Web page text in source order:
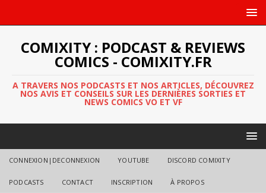
COMIXITY : PODCAST & REVIEWS
COMICS - COMIXITY.FR
A TRAVERS NOS PODCASTS ET NOS ARTICLES, DÉCOUVREZ
NOS AVIS ET CONSEILS SUR LES DERNIÈRES SORTIES ET
NEWS COMICS VO ET VF
CONNEXION|DECONNEXION YOUTUBE DISCORD COMIXITY
PODCASTS CONTACT INSCRIPTION À PROPOS